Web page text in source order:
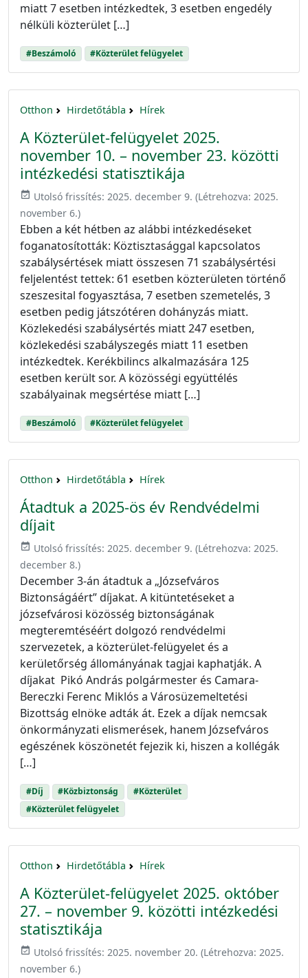
miatt 7 esetben intézkedtek, 3 esetben engedély
nélküli közterület […]
#Beszámoló #Közterület felügyelet
Otthon Hirdetőtábla Hírek
A Közterület-felügyelet 2025.
november 10. – november 23. közötti
intézkedési statisztikája
event_available Utolsó frissítés: 2025. december 9. (Létrehozva: 2025.
november 6.)
Ebben a két hétben az alábbi intézkedéseket
foganatosították: Köztisztasággal kapcsolatos
szabálysértések miatt összesen 71 szabálysértési
feljelentést tettek: 61 esetben közterületen történő
szeszesital fogyasztása, 7 esetben szemetelés, 3
esetben pedig játszótéren dohányzás miatt.
Közlekedési szabálysértés miatt 247 esetben,
közlekedési szabályszegés miatt 11 esetben
intézkedtek. Kerékbilincs alkalmazására 125
esetben került sor. A közösségi együttélés
szabályainak megsértése miatt […]
#Beszámoló #Közterület felügyelet
Otthon Hirdetőtábla Hírek
Átadtuk a 2025-ös év Rendvédelmi
díjait
event_available Utolsó frissítés: 2025. december 9. (Létrehozva: 2025.
december 8.)
December 3-án átadtuk a „Józsefváros
Biztonságáért” díjakat. A kitüntetéseket a
józsefvárosi közösség biztonságának
megteremtéséért dolgozó rendvédelmi
szervezetek, a közterület-felügyelet és a
kerületőrség állományának tagjai kaphatják. A
díjakat Pikó András polgármester és Camara-
Bereczki Ferenc Miklós a Városüzemeltetési
Bizottság elnöke adták át. Ezek a díjak nemcsak
önkormányzati elismerések, hanem Józsefváros
egészének köszönetét fejezik ki, hiszen a kollégák
[…]
#Díj #Közbiztonság
#Közterület
#Közterület felügyelet
Otthon Hirdetőtábla Hírek
A Közterület-felügyelet 2025. október
27. – november 9. közötti intézkedési
statisztikája
event_available Utolsó frissítés: 2025. november 20. (Létrehozva: 2025.
november 6.)